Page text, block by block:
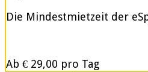
Die Mindestmietzeit der
Ab € 29,00 pro Tag